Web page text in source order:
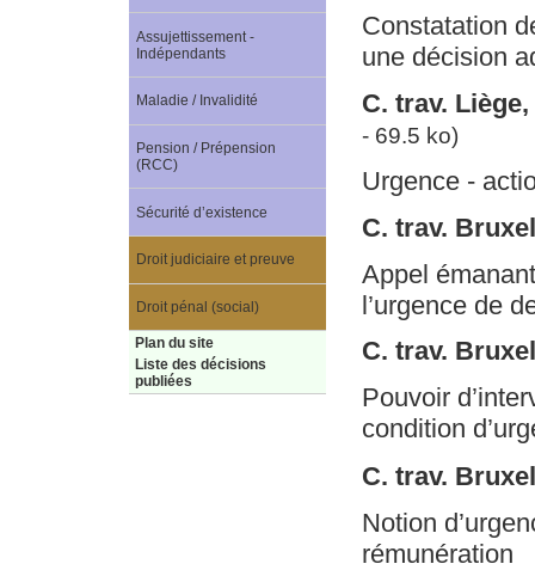
Constatation
une décision
C. trav.
- 69.5 ko)
Urgence -
C. trav.
Appel
l’urgence de
C. trav.
Pouvoir
condition
C. trav.
Notion
rémunération
Assujettissement -
Indépendants
Maladie / Invalidité
Pension / Prépension
(RCC)
Sécurité d’existence
Droit judiciaire et preuve
Droit pénal (social)
Plan du site
Liste des décisions
publiées